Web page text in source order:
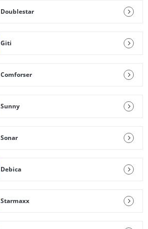
Doublestar
Giti
Comforser
Sunny
Sonar
Debica
Starmaxx